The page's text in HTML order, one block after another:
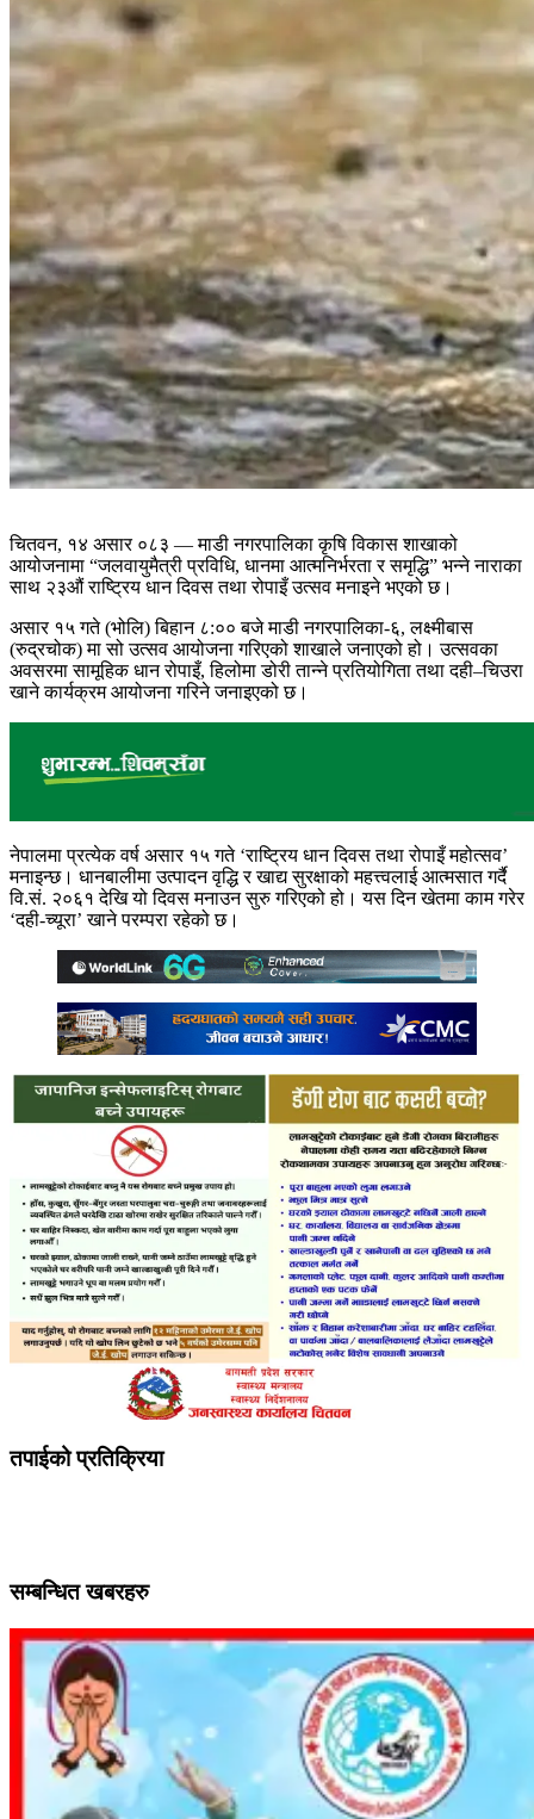
चितवन, १४ असार ०८३ — माडी नगरपालिका कृषि विकास शाखाको
आयोजनामा “जलवायुमैत्री प्रविधि, धानमा आत्मनिर्भरता र समृद्धि” भन्ने नाराका
साथ २३औं राष्ट्रिय धान दिवस तथा रोपाइँ उत्सव मनाइने भएको छ।
असार १५ गते (भोलि) बिहान ८:०० बजे माडी नगरपालिका-६, लक्ष्मीबास
(रुद्रचोक) मा सो उत्सव आयोजना गरिएको शाखाले जनाएको हो। उत्सवका
अवसरमा सामूहिक धान रोपाइँ, हिलोमा डोरी तान्ने प्रतियोगिता तथा दही–चिउरा
खाने कार्यक्रम आयोजना गरिने जनाइएको छ।
नेपालमा प्रत्येक वर्ष असार १५ गते ‘राष्ट्रिय धान दिवस तथा रोपाइँ महोत्सव’
मनाइन्छ। धानबालीमा उत्पादन वृद्धि र खाद्य सुरक्षाको महत्त्वलाई आत्मसात गर्दै
वि.सं. २०६१ देखि यो दिवस मनाउन सुरु गरिएको हो। यस दिन खेतमा काम गरेर
‘दही-च्यूरा’ खाने परम्परा रहेको छ।
तपाईको प्रतिक्रिया
सम्बन्धित खबरहरु